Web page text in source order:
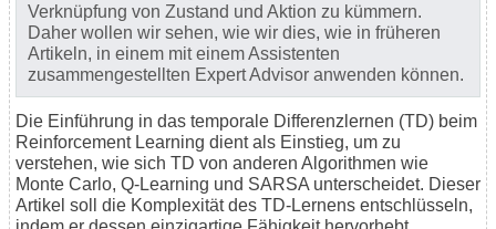
Verknüpfung von Zustand und Aktion zu kümmern.
Daher wollen wir sehen, wie wir dies, wie in früheren
Artikeln, in einem mit einem Assistenten
zusammengestellten Expert Advisor anwenden können.
Die Einführung in das temporale Differenzlernen (TD) beim
Reinforcement Learning dient als Einstieg, um zu
verstehen, wie sich TD von anderen Algorithmen wie
Monte Carlo, Q-Learning und SARSA unterscheidet. Dieser
Artikel soll die Komplexität des TD-Lernens entschlüsseln,